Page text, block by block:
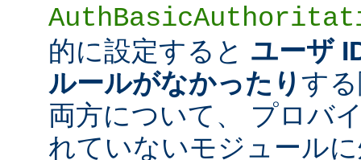
的に設定すると ユーザ
ルールがなかったり す
両方について、 プロバ
れていないモジュール